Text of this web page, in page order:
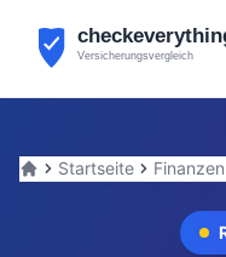
5.000 Euro Kredit
Kredit aufnehmen 2026
Startseite Finanzen